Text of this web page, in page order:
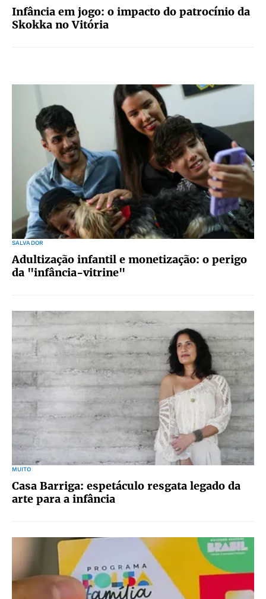
Infância em jogo: o impacto do patrocínio da
Skokka no Vitória
SALVADOR
Adultização infantil e monetização: o perigo
da "infância-vitrine"
MUITO
Casa Barriga: espetáculo resgata legado da
arte para a infância